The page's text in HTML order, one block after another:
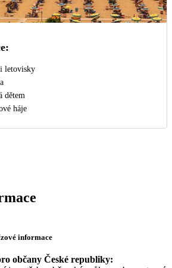
letovisky
dětem
háje
informace
občany České republiky: